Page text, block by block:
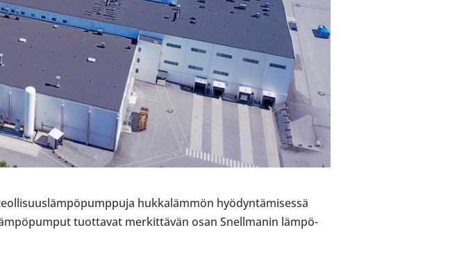
huk­ka­läm­mön hyö­dyn­tä­mi­sessä
tuot­ta­vat mer­kit­tä­vän osan Snell­ma­nin läm­pö­